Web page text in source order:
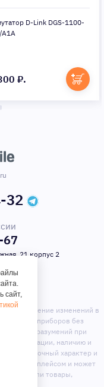
D-Link DGS-1100-
A1A
₽.
32
67
21 корпус 2
на внесение изменений в
приборов без
недоразумений при
комплектации, наличию и
справочный характер и
маркет-плейсом и может
или товары,
сайт,